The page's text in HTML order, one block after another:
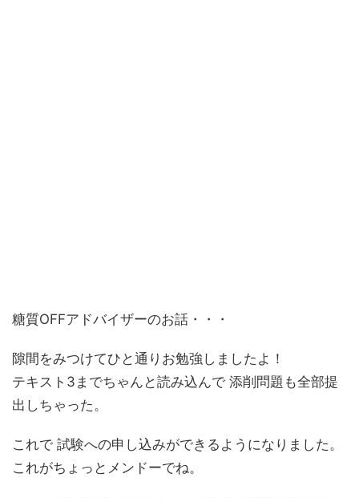
糖質OFFアドバイザーのお話・・・
隙間をみつけてひと通りお勉強しましたよ！
テキスト3までちゃんと読み込んで 添削問題も全部提
出しちゃった。
これで 試験への申し込みができるようになりました。
これがちょっとメンドーでね。